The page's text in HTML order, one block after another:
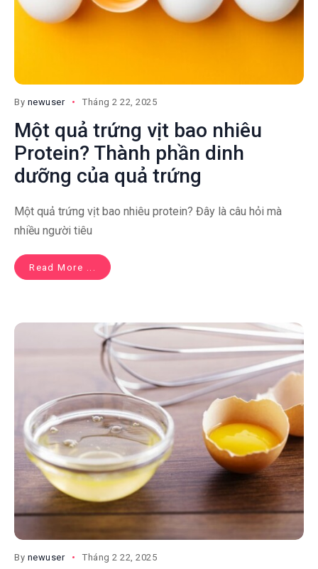
By newuser Tháng 2 22, 2025
Một quả trứng vịt bao nhiêu
Protein? Thành phần dinh
dưỡng của quả trứng
Một quả trứng vịt bao nhiêu protein? Đây là câu hỏi mà
nhiều người tiêu
Read More ...
By newuser Tháng 2 22, 2025